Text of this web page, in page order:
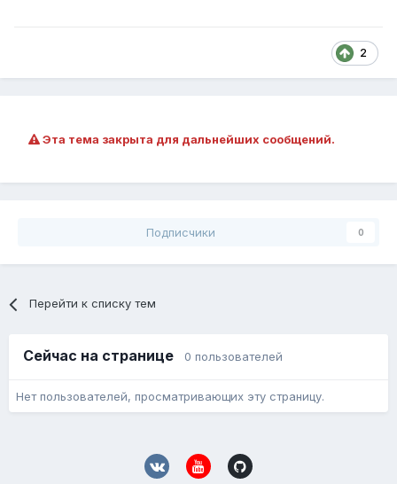
2
Эта тема закрыта для дальнейших сообщений.
Подписчики 0
Перейти к списку тем
Сейчас на странице 0 пользователей
Нет пользователей, просматривающих эту страницу.